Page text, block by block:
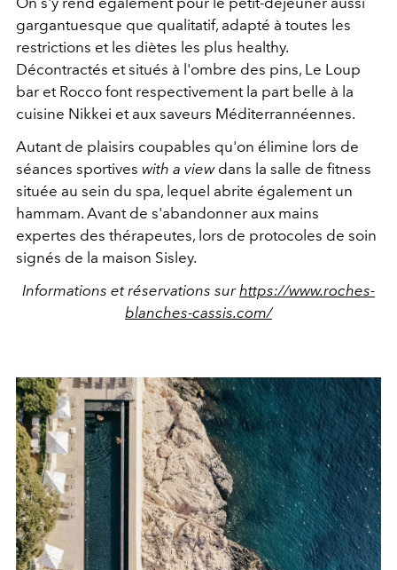
gargantuesque que qualitatif, adapté à toutes les
restrictions et les diètes les plus healthy.
Décontractés et situés à l'ombre des pins, Le Loup
bar et Rocco font respectivement la part belle à la
cuisine Nikkei et aux saveurs Méditerrannéennes.
Autant de plaisirs coupables qu'on élimine lors de
séances sportives with a view dans la salle de fitness
située au sein du spa, lequel abrite également un
hammam. Avant de s'abandonner aux mains
expertes des thérapeutes, lors de protocoles de soin
signés de la maison Sisley.
Informations et réservations surhttps://www.roches-
blanches-cassis.com/